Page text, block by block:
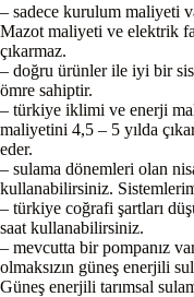
– sadece kurulum maliyeti
Mazot maliyeti ve elektrik
çıkarmaz.
– doğru ürünler ile iyi bir
ömre sahiptir.
– türkiye iklimi ve enerji
maliyetini 4,5 – 5 yılda
eder.
– sulama dönemleri olan
kullanabilirsiniz.
– türkiye coğrafi şartları
saat kullanabilirsiniz.
– mevcutta bir pompanız
olmaksızın güneş enerjili
Güneş enerjili tarımsal